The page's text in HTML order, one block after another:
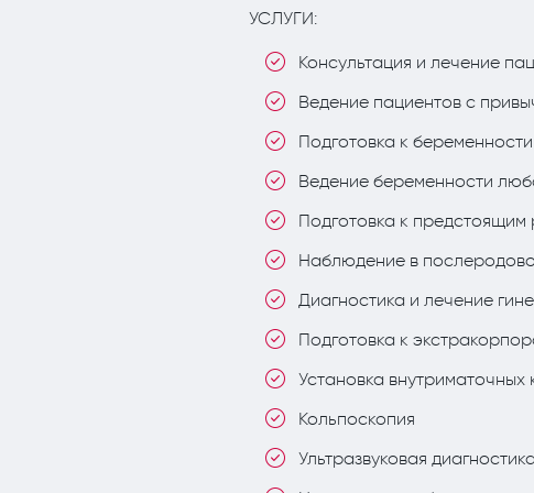
УСЛУГИ:
Консультация и лечение
Ведение пациентов с
Подготовка к беременности
Ведение беременности
Подготовка к предстоящим
⁠Наблюдение в
⁠Диагностика и лечение
⁠Подготовка к
Установка внутриматочных
Кольпоскопия
Ультразвуковая